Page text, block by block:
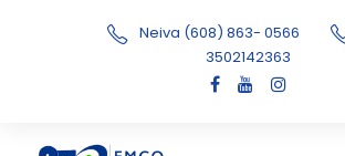
Neiva (608) 863- 0566
3502142363